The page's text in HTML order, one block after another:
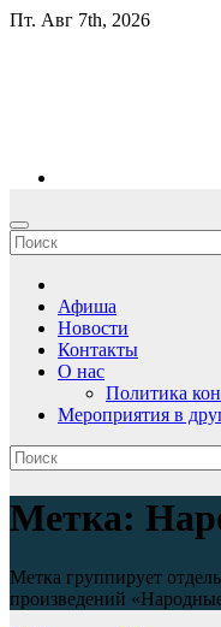
Перейти
Пт. Авг 7th, 2026
Афиша
Новости
Контакты
О нас
Политика
Мероприятия в
Метка:
Метка группирует
произведений